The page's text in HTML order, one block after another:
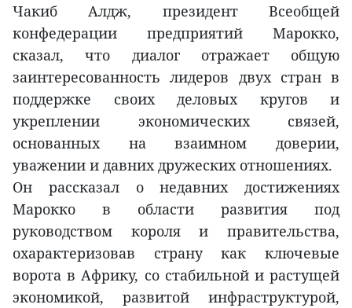
Чакиб Алдж, президент Всеобщей
конфедерации предприятий Марокко,
сказал, что диалог отражает общую
заинтересованность лидеров двух стран в
поддержке своих деловых кругов и
укреплении экономических связей,
основанных на взаимном доверии,
уважении и давних дружеских отношениях.
Он рассказал о недавних достижениях
Марокко в области развития под
руководством короля и правительства,
охарактеризовав страну как ключевые
ворота в Африку, со стабильной и растущей
экономикой, развитой инфраструктурой,